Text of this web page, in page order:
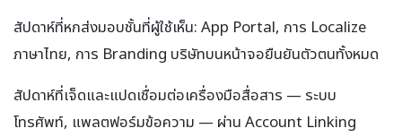
สัปดาห์ที่หกส่งมอบชั้นที่ผู้ใช้เห็น: App Portal, การ Localize
ภาษาไทย, การ Branding บริษัทบนหน้าจอยืนยันตัวตนทั้งหมด
สัปดาห์ที่เจ็ดและแปดเชื่อมต่อเครื่องมือสื่อสาร — ระบบ
โทรศัพท์, แพลตฟอร์มข้อความ — ผ่าน Account Linking